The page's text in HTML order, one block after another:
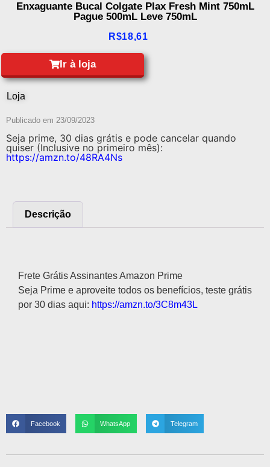
Enxaguante Bucal Colgate Plax Fresh Mint 750mL
Pague 500mL Leve 750mL
R$18,61
Ir à loja
Loja
Publicado em 23/09/2023
Seja prime, 30 dias grátis e pode cancelar quando
quiser (Inclusive no primeiro mês):
https://amzn.to/48RA4Ns
Descrição
Frete Grátis Assinantes Amazon Prime
Seja Prime e aproveite todos os benefícios, teste grátis
por 30 dias aqui: https://amzn.to/3C8m43L
Facebook WhatsApp Telegram